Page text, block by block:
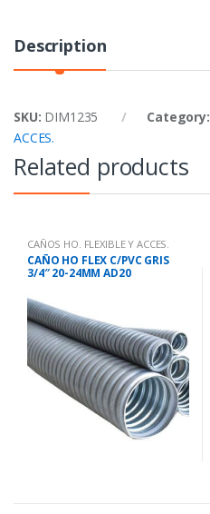
Description
SKU: DIM1235 Category:
ACCES.
Related products
CAÑOS HO. FLEXIBLE Y ACCES.
CAÑO HO FLEX C/PVC GRIS
3/4″ 20-24MM AD20